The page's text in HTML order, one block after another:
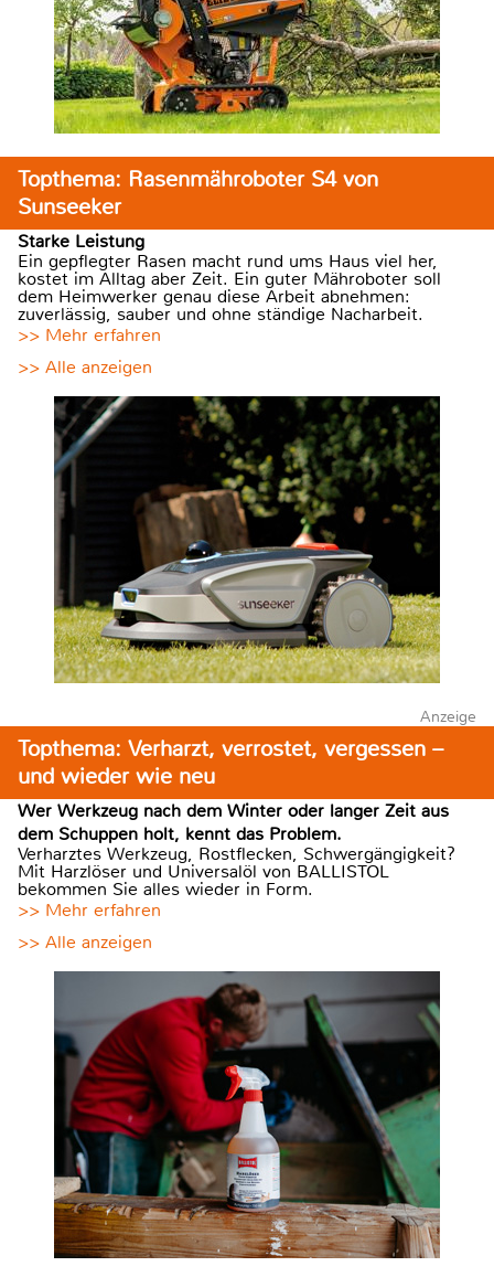
Topthema: Rasenmähroboter S4 von
Sunseeker
Starke Leistung
Ein gepflegter Rasen macht rund ums Haus viel her,
kostet im Alltag aber Zeit. Ein guter Mähroboter soll
dem Heimwerker genau diese Arbeit abnehmen:
zuverlässig, sauber und ohne ständige Nacharbeit.
>> Mehr erfahren
>> Alle anzeigen
Anzeige
Topthema: Verharzt, verrostet, vergessen –
und wieder wie neu
Wer Werkzeug nach dem Winter oder langer Zeit aus
dem Schuppen holt, kennt das Problem.
Verharztes Werkzeug, Rostflecken, Schwergängigkeit?
Mit Harzlöser und Universalöl von BALLISTOL
bekommen Sie alles wieder in Form.
>> Mehr erfahren
>> Alle anzeigen